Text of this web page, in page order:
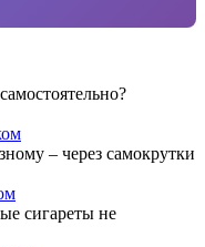
– через самокрутки
сигареты не